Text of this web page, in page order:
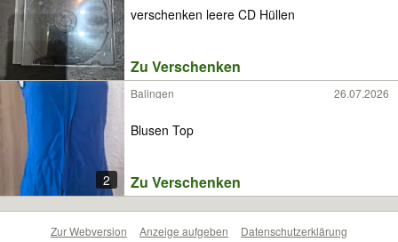
verschenken leere CD Hüllen
Zu Verschenken
2
Balingen 26.07.2026
Blusen Top
Zu Verschenken
Zur Webversion Anzeige aufgeben Datenschutzerklärung